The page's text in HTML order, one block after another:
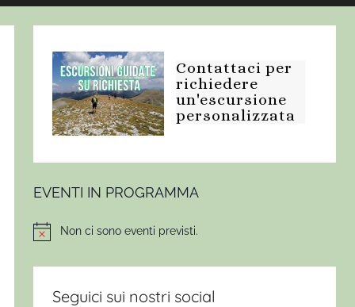
Contattaci per
richiedere
un'escursione
personalizzata
EVENTI IN PROGRAMMA
NoticeNon ci sono eventi previsti.
Seguici sui nostri social